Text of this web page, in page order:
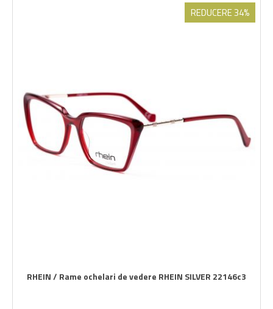
REDUCERE 34%
RHEIN / Rame ochelari de vedere RHEIN SILVER 22146c3